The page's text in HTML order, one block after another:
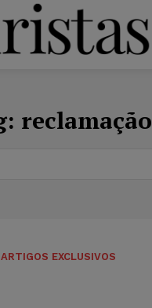
reclamação
ARTIGOS EXCLUSIVOS